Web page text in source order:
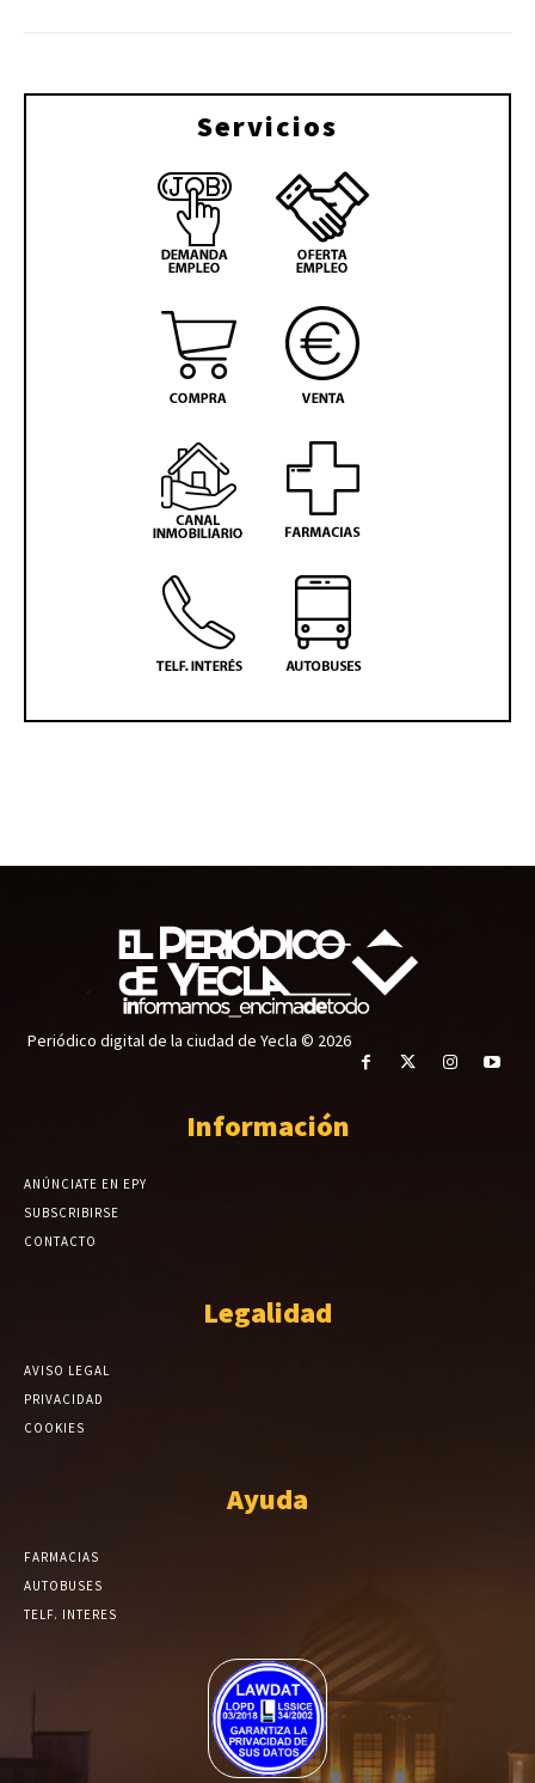
Servicios
Periódico digital de la ciudad de Yecla © 2026
Información
ANÚNCIATE EN EPY
SUBSCRIBIRSE
CONTACTO
Legalidad
AVISO LEGAL
PRIVACIDAD
COOKIES
Ayuda
FARMACIAS
AUTOBUSES
TELF. INTERES